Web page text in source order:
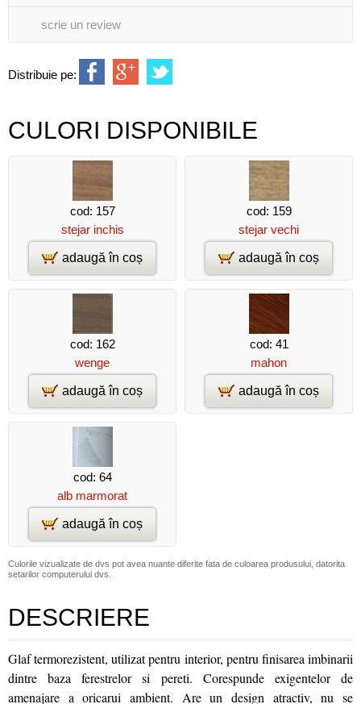
scrie un review
Distribuie pe:
CULORI DISPONIBILE
cod: 157
stejar inchis
adaugă în coș
cod: 159
stejar vechi
adaugă în coș
cod: 162
wenge
adaugă în coș
cod: 41
mahon
adaugă în coș
cod: 64
alb marmorat
adaugă în coș
Culorile vizualizate de dvs pot avea nuante diferite fata de culoarea produsului, datorita
setarilor computerului dvs.
DESCRIERE
Glaf termorezistent, utilizat pentru interior, pentru finisarea imbinarii
dintre baza ferestrelor si pereti. Corespunde exigentelor de
amenajare a oricarui ambient. Are un design atractiv, nu se